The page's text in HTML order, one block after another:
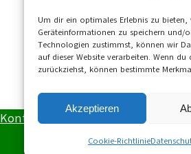
Um dir ein optimales Erlebnis zu
Geräteinformationen zu speichern und/
Technologien zustimmst, können wir
auf dieser Website verarbeiten. Wenn
zurückziehst, können bestimmte
Akzeptieren
Cookie-Richtlinie